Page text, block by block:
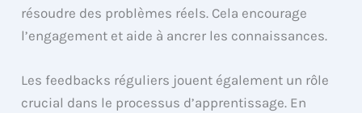
résoudre des problèmes réels. Cela encourage
l’engagement et aide à ancrer les connaissances.
Les feedbacks réguliers jouent également un rôle
crucial dans le processus d’apprentissage. En